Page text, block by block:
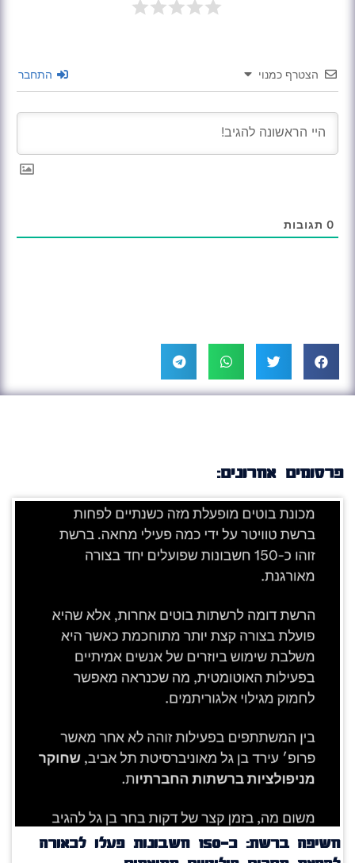
הצטרף כמנוי התחבר
0 תגובות
פרסומים אחרונים:
חשיפה ברשת: כ־150 חשבונות פעלו לכאורה